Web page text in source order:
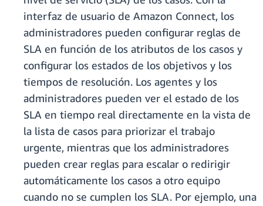
interfaz de usuario de Amazon Connect, los
administradores pueden configurar reglas de
SLA en función de los atributos de los casos y
configurar los estados de los objetivos y los
tiempos de resolución. Los agentes y los
administradores pueden ver el estado de los
SLA en tiempo real directamente en la vista de
la lista de casos para priorizar el trabajo
urgente, mientras que los administradores
pueden crear reglas para escalar o redirigir
automáticamente los casos a otro equipo
cuando no se cumplen los SLA. Por ejemplo, una